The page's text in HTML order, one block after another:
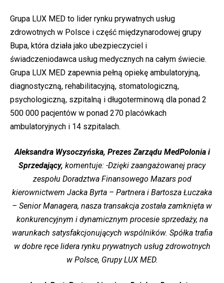
Grupa LUX MED to lider rynku prywatnych usług
zdrowotnych w Polsce i część międzynarodowej grupy
Bupa, która działa jako ubezpieczyciel i
świadczeniodawca usług medycznych na całym świecie.
Grupa LUX MED zapewnia pełną opiekę ambulatoryjną,
diagnostyczną, rehabilitacyjną, stomatologiczną,
psychologiczną, szpitalną i długoterminową dla ponad 2
500 000 pacjentów w ponad 270 placówkach
ambulatoryjnych i 14 szpitalach.
Aleksandra Wysoczyńska, Prezes Zarządu MedPolonia i
Sprzedający, komentuje: -Dzięki zaangażowanej pracy
zespołu Doradztwa Finansowego Mazars pod
kierownictwem Jacka Byrta – Partnera i Bartosza Łuczaka
– Senior Managera, nasza transakcja została zamknięta w
konkurencyjnym i dynamicznym procesie sprzedaży, na
warunkach satysfakcjonujących wspólników. Spółka trafia
w dobre ręce lidera rynku prywatnych usług zdrowotnych
w Polsce, Grupy LUX MED.